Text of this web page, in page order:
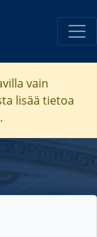
vain
lisää tietoa